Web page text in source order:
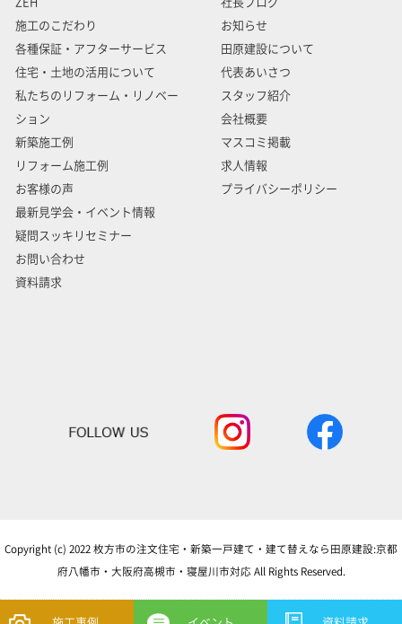
施工のこだわり
各種保証・アフターサービス
住宅・土地の活用について
私たちのリフォーム・リノベー
ション
新築施工例
リフォーム施工例
お客様の声
最新見学会・イベント情報
疑問スッキリセミナー
お問い合わせ
資料請求
お知らせ
田原建設について
代表あいさつ
スタッフ紹介
会社概要
マスコミ掲載
求人情報
プライバシーポリシー
Copyright (c) 2022 枚方市の注文住宅・新築一戸建て・建て替えなら田原建設:京都
府八幡市・大阪府高槻市・寝屋川市対応 All Rights Reserved.